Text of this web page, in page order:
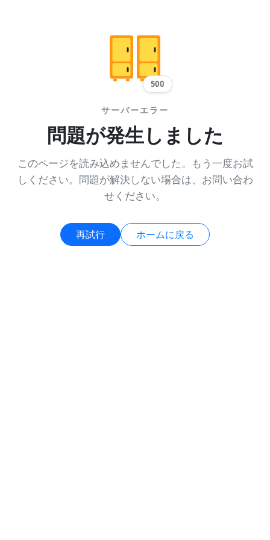
500
サーバーエラー
問題が発生しました
このページを読み込めませんでした。もう一度お試
しください。問題が解決しない場合は、お問い合わ
せください。
再試行 ホームに戻る